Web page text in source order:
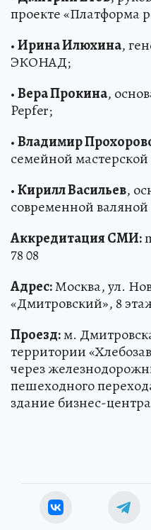
проекте «Платформа
•Ирина Илюхина,
ЭКОНАД;
•Вера Прокина,
Pepfer;
•Владимир
семейной мастерской
•Кирилл Васильев,
современной валяной
Аккредитация СМИ:
78 08
Адрес:Москва, ул.
«Дмитровский», 8
Проезд:м.
территории
через
пешеходного
здание бизнес-